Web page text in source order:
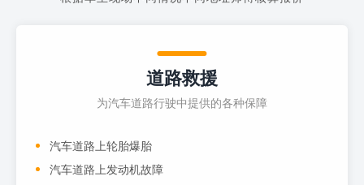
道路救援
为汽车道路行驶中提供的各种保障
汽车道路上轮胎爆胎
汽车道路上发动机故障